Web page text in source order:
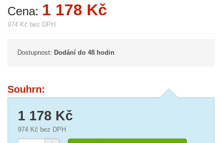
Cena: 1 178 Kč
974 Kč bez DPH
Dostupnost: Dodání do 48 hodin
Souhrn:
1 178 Kč
974 Kč bez DPH